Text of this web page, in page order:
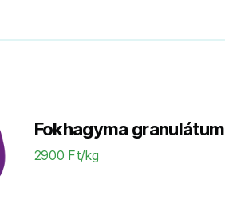
Fokhagyma granulátum
2900 Ft/kg